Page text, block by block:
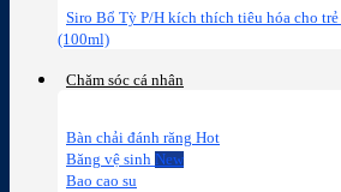
Siro Bổ Tỳ P/H kích thích tiêu hóa cho
(100ml)
Chăm sóc cá nhân
Bàn chải đánh răng
Băng vệ sinh
Bao cao su